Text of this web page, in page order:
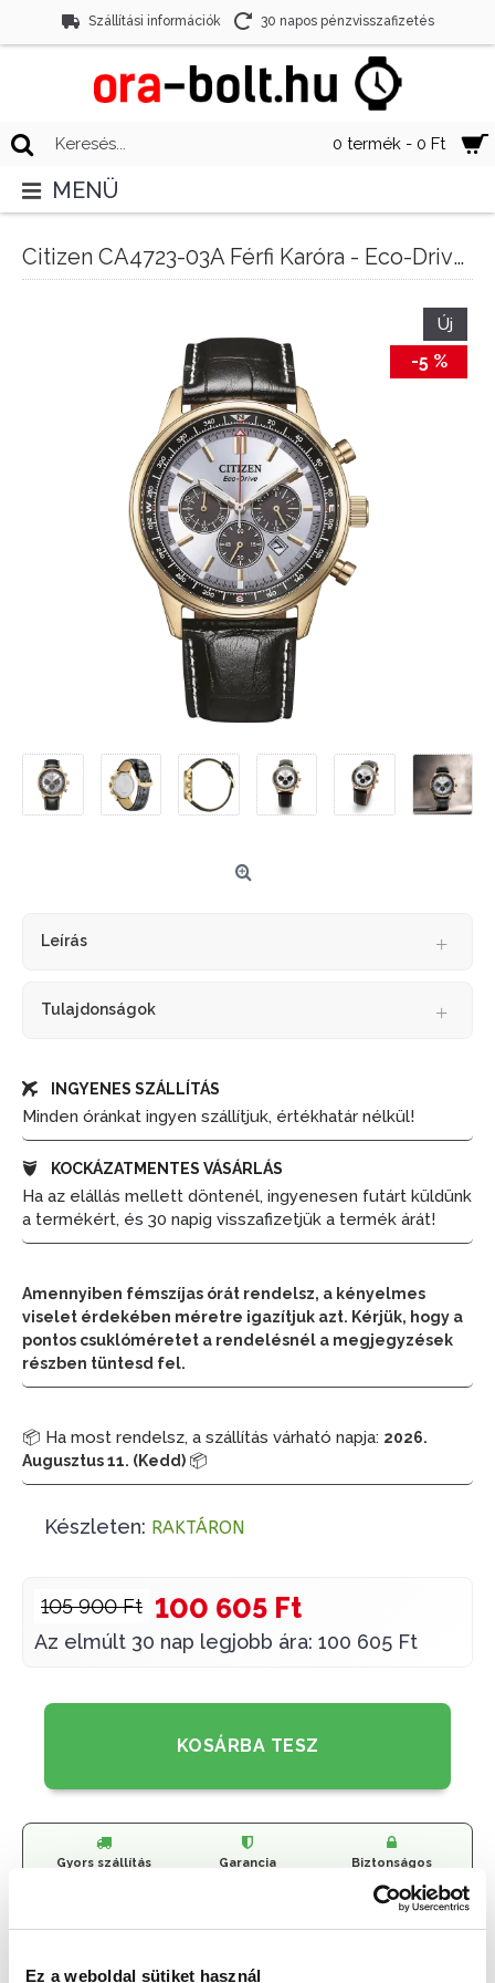
Ez a weboldal sütiket használ
Szállítási információk 30 napos pénzvisszafizetés
0 termék - 0 Ft
MENÜ
Citizen CA4723-03A Férfi Karóra - Eco-Drive Chronograph
Új
-5 %
Leírás
Tulajdonságok
INGYENES SZÁLLÍTÁS
Minden óránkat ingyen szállítjuk, értékhatár nélkül!
KOCKÁZATMENTES VÁSÁRLÁS
Ha az elállás mellett döntenél, ingyenesen futárt küldünk
a termékért, és 30 napig visszafizetjük a termék árát!
Amennyiben fémszíjas órát rendelsz, a kényelmes
viselet érdekében méretre igazítjuk azt. Kérjük, hogy a
pontos csuklóméretet a rendelésnél a megjegyzések
részben tüntesd fel.
📦 Ha most rendelsz, a szállítás várható napja: 2026.
Augusztus 11. (Kedd) 📦
Készleten: RAKTÁRON
105 900 Ft 100 605 Ft
Az elmúlt 30 nap legjobb ára: 100 605 Ft
KOSÁRBA TESZ
Gyors szállítás Garancia Biztonságos